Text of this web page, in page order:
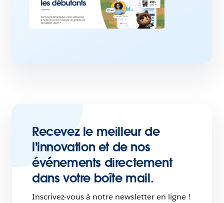
Recevez le meilleur de
l'innovation et de nos
événements directement
dans votre boîte mail.
Inscrivez-vous à notre newsletter en ligne !